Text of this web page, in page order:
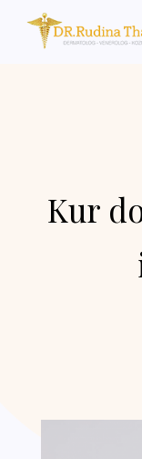
Kur